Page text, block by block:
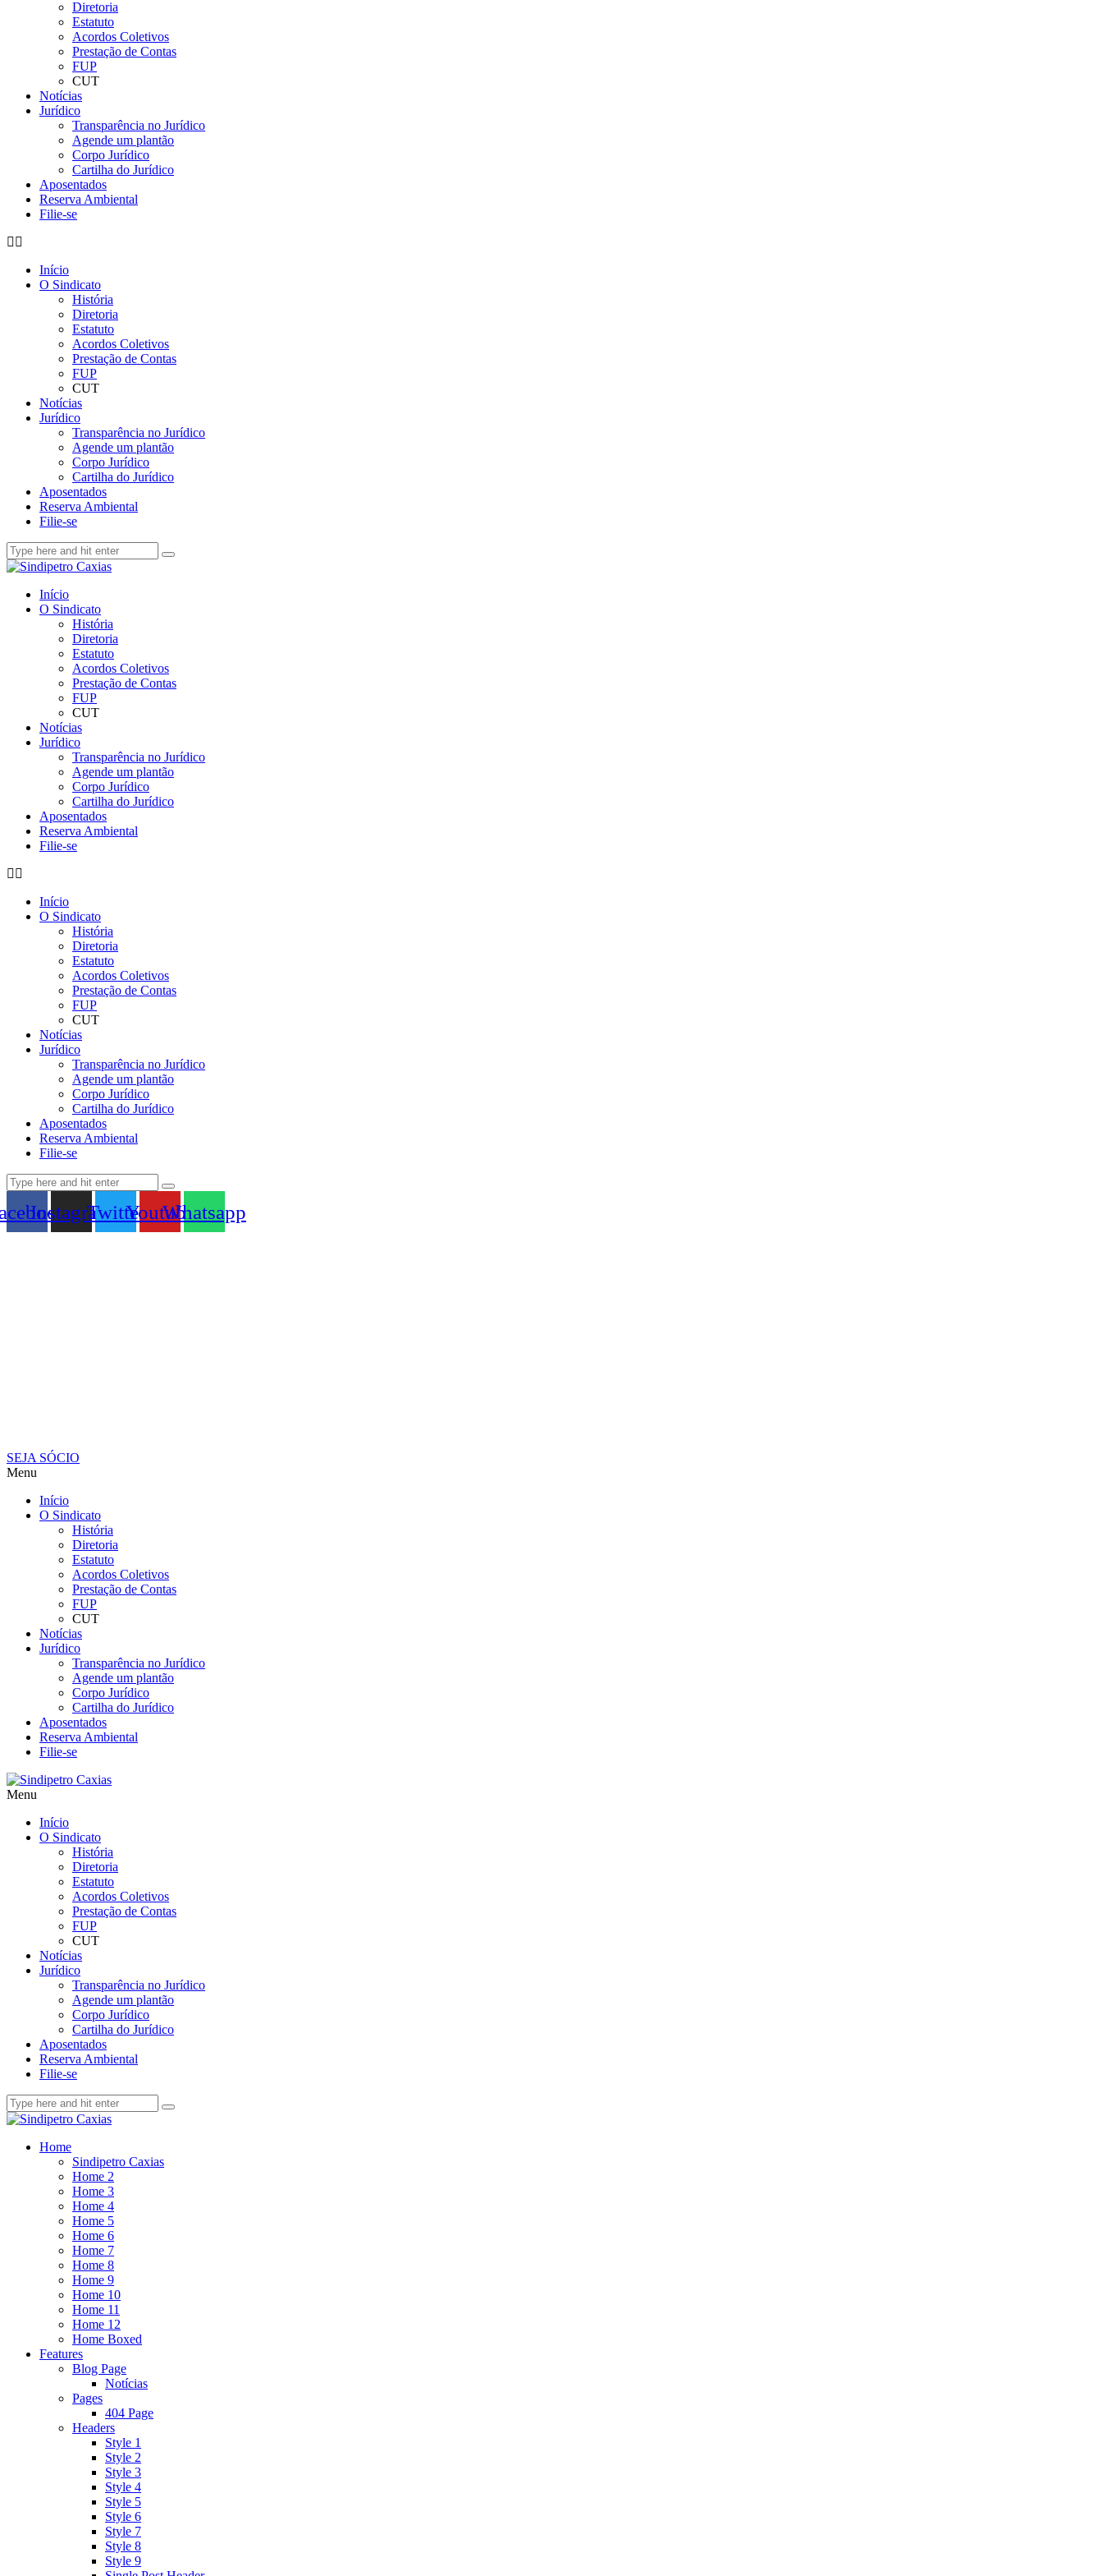
Diretoria
Estatuto
Acordos Coletivos
Prestação de Contas
FUP
CUT
Notícias
Jurídico
Transparência no Jurídico
Agende um plantão
Corpo Jurídico
Cartilha do Jurídico
Aposentados
Reserva Ambiental
Filie-se
Início
O Sindicato
História
Diretoria
Estatuto
Acordos Coletivos
Prestação de Contas
FUP
CUT
Notícias
Jurídico
Transparência no Jurídico
Agende um plantão
Corpo Jurídico
Cartilha do Jurídico
Aposentados
Reserva Ambiental
Filie-se
Início
O Sindicato
História
Diretoria
Estatuto
Acordos Coletivos
Prestação de Contas
FUP
CUT
Notícias
Jurídico
Transparência no Jurídico
Agende um plantão
Corpo Jurídico
Cartilha do Jurídico
Aposentados
Reserva Ambiental
Filie-se
Início
O Sindicato
História
Diretoria
Estatuto
Acordos Coletivos
Prestação de Contas
FUP
CUT
Notícias
Jurídico
Transparência no Jurídico
Agende um plantão
Corpo Jurídico
Cartilha do Jurídico
Aposentados
Reserva Ambiental
Filie-se
InstagramTwitterYoutubeWhatsapp
SEJA SÓCIO
Menu
Início
O Sindicato
História
Diretoria
Estatuto
Acordos Coletivos
Prestação de Contas
FUP
CUT
Notícias
Jurídico
Transparência no Jurídico
Agende um plantão
Corpo Jurídico
Cartilha do Jurídico
Aposentados
Reserva Ambiental
Filie-se
Menu
Início
O Sindicato
História
Diretoria
Estatuto
Acordos Coletivos
Prestação de Contas
FUP
CUT
Notícias
Jurídico
Transparência no Jurídico
Agende um plantão
Corpo Jurídico
Cartilha do Jurídico
Aposentados
Reserva Ambiental
Filie-se
Home
Sindipetro Caxias
Home 2
Home 3
Home 4
Home 5
Home 6
Home 7
Home 8
Home 9
Home 10
Home 11
Home 12
Home Boxed
Features
Blog Page
Notícias
Pages
404 Page
Headers
Style 1
Style 2
Style 3
Style 4
Style 5
Style 6
Style 7
Style 8
Style 9